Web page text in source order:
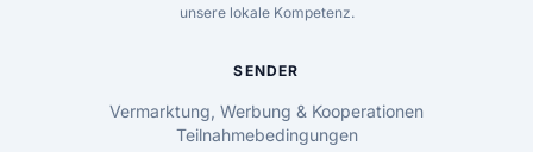
unsere lokale Kompetenz.
SENDER
Vermarktung, Werbung & Kooperationen
Teilnahmebedingungen